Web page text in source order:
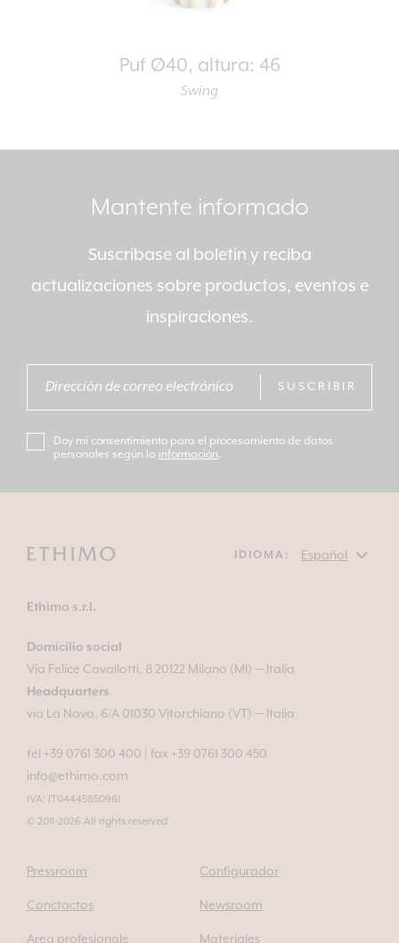
Puf Ø40, altura: 46
Swing
Mantente informado
Suscríbase al boletín y reciba
actualizaciones sobre productos, eventos e
inspiraciones.
SUSCRIBIR
Doy mi consentimiento para el procesamiento de datos
personales según la información.
IDIOMA:
Ethimo s.r.l.
Domicilio social
Via Felice Cavallotti, 8 20122 Milano (MI) — Italia
Headquarters
via La Nova, 6/A 01030 Vitorchiano (VT) — Italia
tel +39 0761 300 400
fax +39 0761 300 450
info@ethimo.com
IVA: IT04445850961
© 2011-2026 All rights reserved
Pressroom Configurador
Conctactos Newsroom
Area profesionale Materiales